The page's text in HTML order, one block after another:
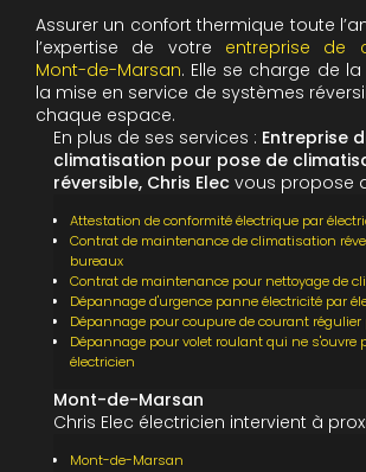
Assurer un confort thermique toute
l’expertise de votre entreprise de
Mont-de-Marsan. Elle se charge de
la mise en service de systèmes
chaque espace.
En plus de ses services : Entreprise
climatisation pour pose de
réversible, Chris Elec vous propose
Attestation de conformité électrique par
Contrat de maintenance de climatisation
bureaux
Contrat de maintenance pour nettoyage de
Dépannage d'urgence panne électricité par
Dépannage pour coupure de courant régulier
Dépannage pour volet roulant qui ne s'ouvre
électricien
Mont-de-Marsan
Chris Elec électricien intervient à
Mont-de-Marsan